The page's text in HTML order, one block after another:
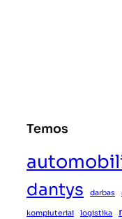
Temos
dantys darbas
kompiuteriai logistika